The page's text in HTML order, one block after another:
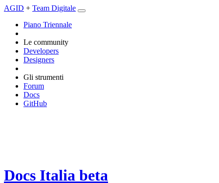
AGID + Team Digitale
Piano Triennale
Le community
Developers
Designers
Gli strumenti
Forum
Docs
GitHub
Docs Italia beta